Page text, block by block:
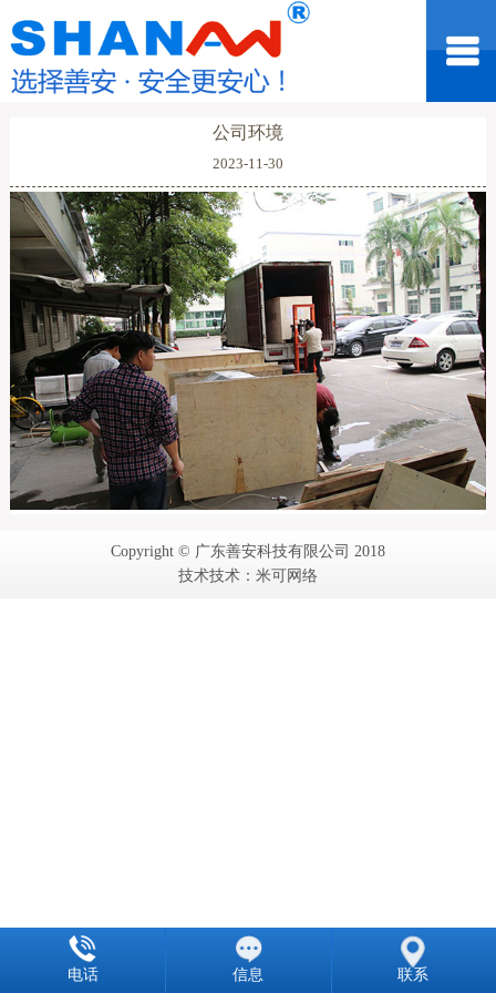
公司环境
2023-11-30
Copyright © 广东善安科技有限公司 2018
技术技术：米可网络
电话 信息 联系